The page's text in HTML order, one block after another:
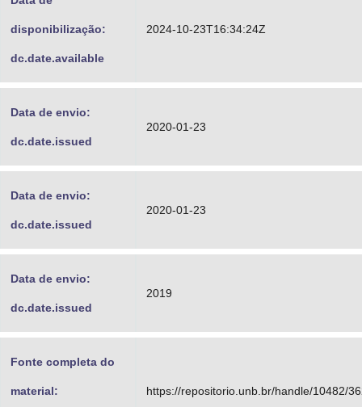
disponibilização:
dc.date.available
2024-10-23T16:34:24Z
Data de envio:
dc.date.issued
2020-01-23
Data de envio:
dc.date.issued
2020-01-23
Data de envio:
dc.date.issued
2019
Fonte completa do
material: https://repositorio.unb.br/handle/10482/